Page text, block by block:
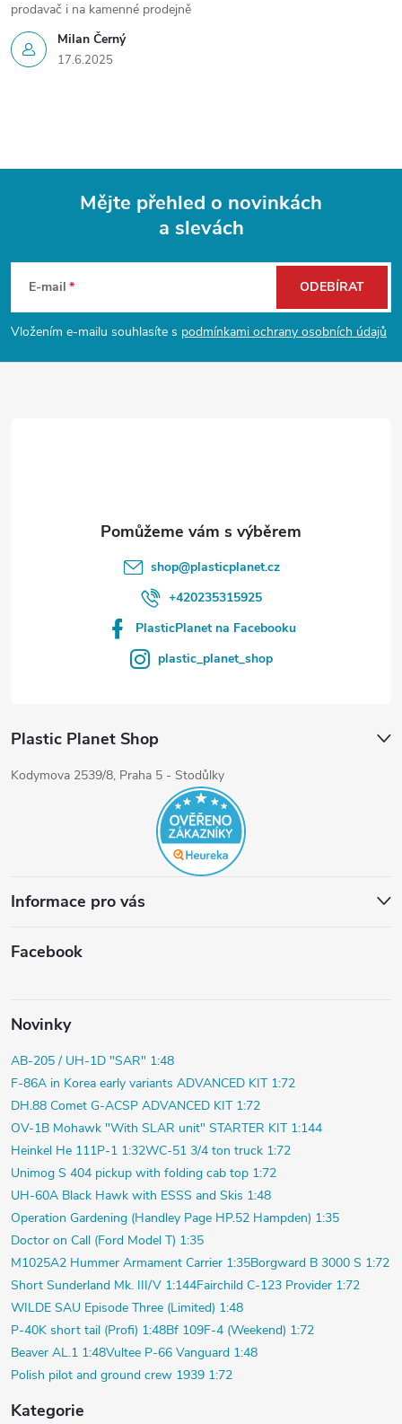
Milan Černý
17.6.2025
prodavač i na kamenné prodejně
p
Mějte přehled o novinkách
a slevách
E-mail
Vložením e-mailu souhlasíte s podmínkami ochrany osobních údajů
ODEBÍRAT
shop@plasticplanet.cz
+420235315925
PlasticPlanet na Facebooku
plastic_planet_shop
Plastic Planet Shop
Kodymova 2539/8, Praha 5 - Stodůlky
Informace pro vás
Facebook
Novinky
AB-205 / UH-1D "SAR" 1:48
F-86A in Korea early variants ADVANCED KIT 1:72
DH.88 Comet G-ACSP ADVANCED KIT 1:72
OV-1B Mohawk "With SLAR unit" STARTER KIT 1:144
Heinkel He 111P-1 1:32WC-51 3/4 ton truck 1:72
Unimog S 404 pickup with folding cab top 1:72
UH-60A Black Hawk with ESSS and Skis 1:48
Operation Gardening (Handley Page HP.52 Hampden) 1:35
Doctor on Call (Ford Model T) 1:35
M1025A2 Hummer Armament Carrier 1:35Borgward B 3000 S 1:72
Short Sunderland Mk. III/V 1:144Fairchild C-123 Provider 1:72
WILDE SAU Episode Three (Limited) 1:48
P-40K short tail (Profi) 1:48Bf 109F-4 (Weekend) 1:72
Beaver AL.1 1:48Vultee P-66 Vanguard 1:48
Polish pilot and ground crew 1939 1:72
Kategorie